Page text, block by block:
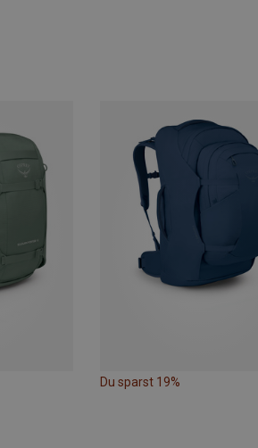
Du sparst 19%